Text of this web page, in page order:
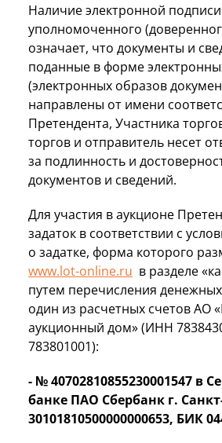
Наличие электронной подписи
уполномоченного
означает, что документы и
поданные в форме
(электронных образов
направлены от имени
Претендента, Участника
торгов и отправитель несет
за подлинность и
документов и сведений.
Для участия в аукционе
задаток в соответствии с
о задатке, форма которого
www.lot-online.ru в разделе
путем перечисления
один из расчетных счетов АО
аукционный дом» (ИНН
783801001):
- № 40702810855230001547 в
банке ПАО Сбербанк г.
30101810500000000653, БИК